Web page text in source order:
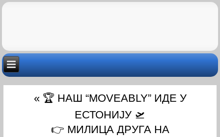
« 🏆 НАШ “MOVEABLY” ИДЕ У
ЕСТОНИЈУ 🛫
👉 МИЛИЦА ДРУГА НА